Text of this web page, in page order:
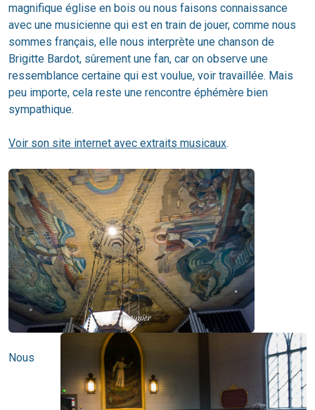
magnifique église en bois ou nous faisons connaissance
avec une musicienne qui est en train de jouer, comme nous
sommes français, elle nous interprète une chanson de
Brigitte Bardot, sûrement une fan, car on observe une
ressemblance certaine qui est voulue, voir travaillée. Mais
peu importe, cela reste une rencontre éphémère bien
sympathique.
Voir son site internet avec extraits musicaux.
Nous